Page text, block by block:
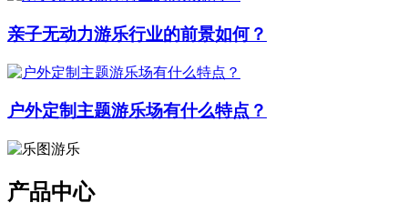
亲子无动力游乐行业的前景如何？
户外定制主题游乐场有什么特点？
产品中心